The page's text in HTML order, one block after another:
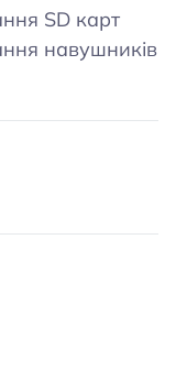
SD карт
навушників